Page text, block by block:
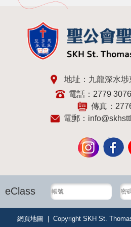
地址：九龍深水
電話：2779
傳真：
電郵：
eClass
網頁地圖 | Copyright SKH St.